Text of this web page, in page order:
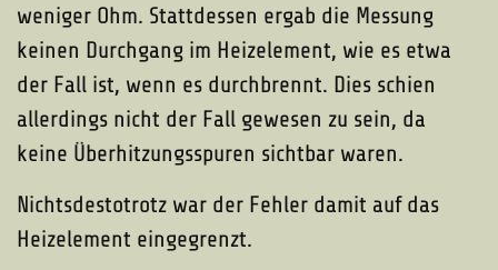
weniger Ohm. Stattdessen ergab die Messung
keinen Durchgang im Heizelement, wie es etwa
der Fall ist, wenn es durchbrennt. Dies schien
allerdings nicht der Fall gewesen zu sein, da
keine Überhitzungsspuren sichtbar waren.
Nichtsdestotrotz war der Fehler damit auf das
Heizelement eingegrenzt.